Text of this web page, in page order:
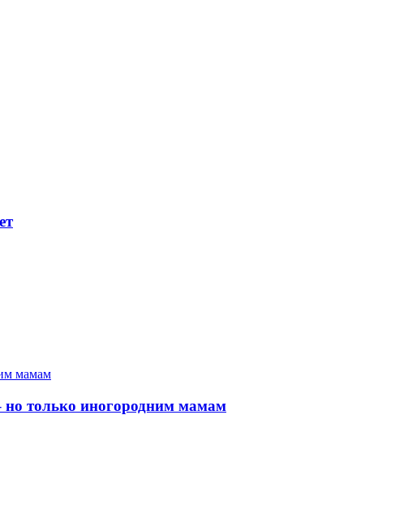
но только иногородним мамам